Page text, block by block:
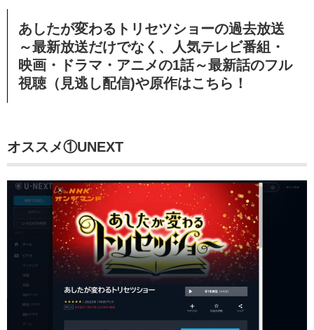
あしたが変わるトリセツショーの過去放送
～最新放送だけでなく、人気テレビ番組・
映画・ドラマ・アニメの1話～最新話のフル
視聴（見逃し配信)や原作はこちら！
オススメ①UNEXT